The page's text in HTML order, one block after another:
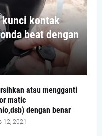
kunci kontak
beat dengan
atau mengganti
matic
dengan benar
12, 2021